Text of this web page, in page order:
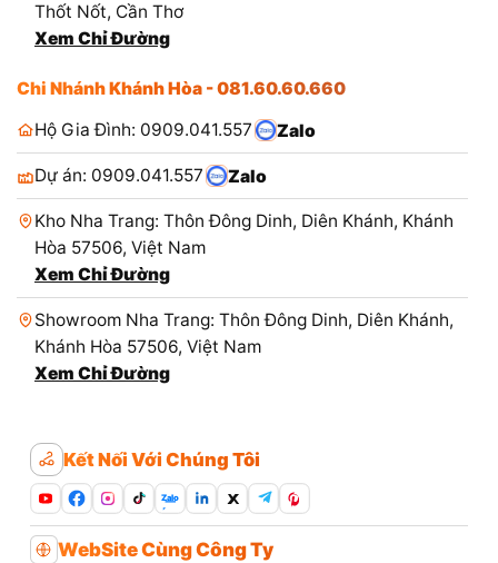
Thốt Nốt, Cần Thơ
Xem Chỉ Đường
Chi Nhánh Khánh Hòa - 081.60.60.660
Hộ Gia Đình: 0909.041.557
Zalo
Dự án: 0909.041.557 Zalo
Kho Nha Trang: Thôn Đông Dinh, Diên Khánh, Khánh
Hòa 57506, Việt Nam
Xem Chỉ Đường
Showroom Nha Trang: Thôn Đông Dinh, Diên Khánh,
Khánh Hòa 57506, Việt Nam
Xem Chỉ Đường
Kết Nối Với Chúng Tôi
Zalo
WebSite Cùng Công Ty